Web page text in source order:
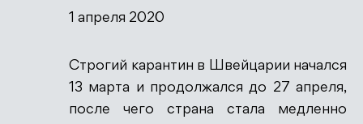
1 апреля 2020
Строгий карантин в Швейцарии начался
13 марта и продолжался до 27 апреля,
после чего страна стала медленно